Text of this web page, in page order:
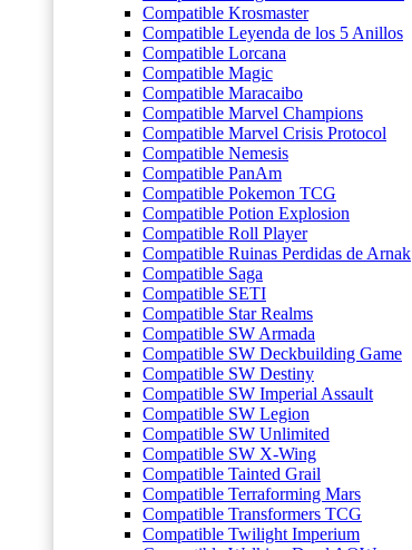
Compatible Krosmaster
Compatible Leyenda de los 5 Anillos
Compatible Lorcana
Compatible Magic
Compatible Maracaibo
Compatible Marvel Champions
Compatible Marvel Crisis Protocol
Compatible Nemesis
Compatible PanAm
Compatible Pokemon TCG
Compatible Potion Explosion
Compatible Roll Player
Compatible Ruinas Perdidas de Arnak
Compatible Saga
Compatible SETI
Compatible Star Realms
Compatible SW Armada
Compatible SW Deckbuilding Game
Compatible SW Destiny
Compatible SW Imperial Assault
Compatible SW Legion
Compatible SW Unlimited
Compatible SW X-Wing
Compatible Tainted Grail
Compatible Terraforming Mars
Compatible Transformers TCG
Compatible Twilight Imperium